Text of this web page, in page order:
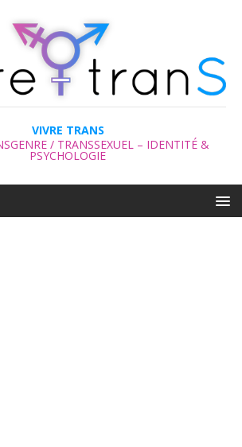
VIVRE TRANS
/ TRANSSEXUEL – IDENTITÉ &
PSYCHOLOGIE